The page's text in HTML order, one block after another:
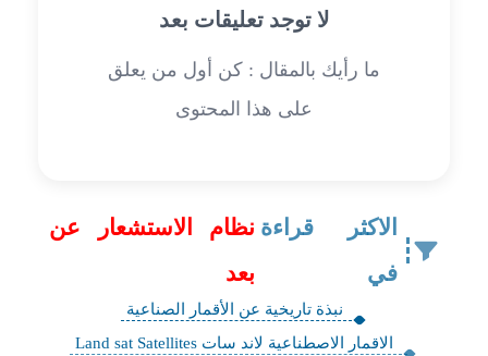
لا توجد تعليقات بعد
ما رأيك بالمقال : كن أول من يعلق
على هذا المحتوى
الاكثر قراءة
في
نظام الاستشعار عن
بعد
نبذة تاريخية عن الأقمار الصناعية
الاقمار الاصطناعية لاند سات Land sat Satellites